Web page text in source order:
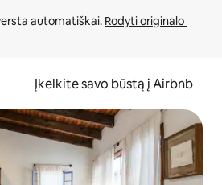
automatiškai. Rodyti originalo
Įkelkite savo būstą į Airbnb